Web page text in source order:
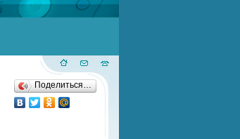
Поделиться…